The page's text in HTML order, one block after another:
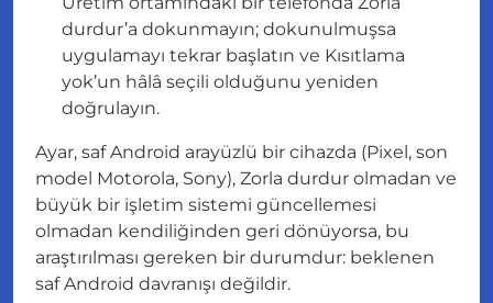
durdur’a dokunmayın; dokunulmuşsa
uygulamayı tekrar başlatın ve Kısıtlama
yok’un hâlâ seçili olduğunu yeniden
doğrulayın.
Ayar, saf Android arayüzlü bir cihazda (Pixel, son
model Motorola, Sony), Zorla durdur olmadan ve
büyük bir işletim sistemi güncellemesi
olmadan kendiliğinden geri dönüyorsa, bu
araştırılması gereken bir durumdur: beklenen
saf Android davranışı değildir.